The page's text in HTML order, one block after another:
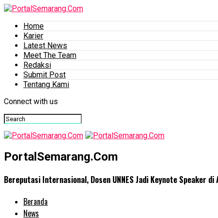
Home
Karier
Latest News
Meet The Team
Redaksi
Submit Post
Tentang Kami
Connect with us
PortalSemarang.Com
Bereputasi Internasional, Dosen UNNES Jadi Keynote Speaker
Beranda
News